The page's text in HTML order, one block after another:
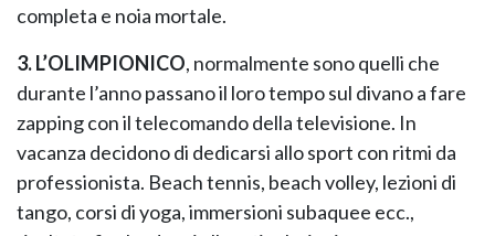
NAPEE –
completa e noia mortale.
3. L’OLIMPIONICO, normalmente sono quelli che
durante l’anno passano il loro tempo sul divano a fare
zapping con il telecomando della televisione. In
vacanza decidono di dedicarsi allo sport con ritmi da
professionista. Beach tennis, beach volley, lezioni di
tango, corsi di yoga, immersioni subaquee ecc.,